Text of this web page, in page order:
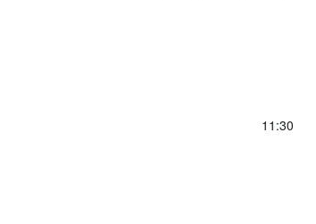
11:30